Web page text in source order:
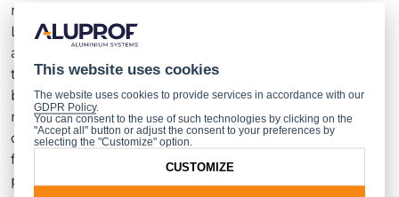
messa in opera di facciate continue di riempimento.
La sua struttura portante è composta da profilati in
alluminio per montanti e traversi e profili con taglio
termico che chiudono la struttura dall’alto e dal
basso. La scelta di questo tipo di facciata, così come
nel caso della struttura MB-SE80 MLT è stata dettata
dall’intenzione di ottenere la resa estetica e la
funzionalità del curtain wall, così come voluto dal
progetto.
This website uses cookies
The website uses cookies to provide services in accordance with our
GDPR Policy.
You can consent to the use of such technologies by clicking on the
"Accept all" button or adjust the consent to your preferences by
selecting the "Customize" option.
CUSTOMIZE